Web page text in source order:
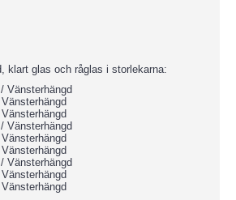
klart glas och råglas i storlekarna:
Vänsterhängd
Vänsterhängd
Vänsterhängd